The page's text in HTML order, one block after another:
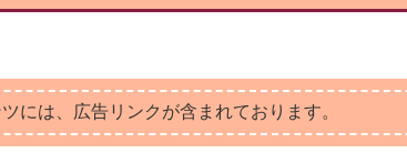
には、広告リンクが含まれております。